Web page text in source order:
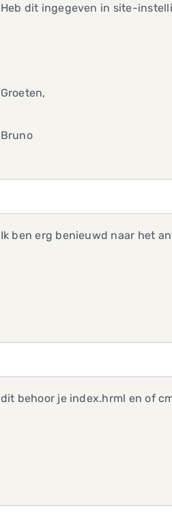
Heb dit ingegeven in site-
Groeten,
Bruno
Ik ben erg benieuwd naar het
dit behoor je index.hrml en of